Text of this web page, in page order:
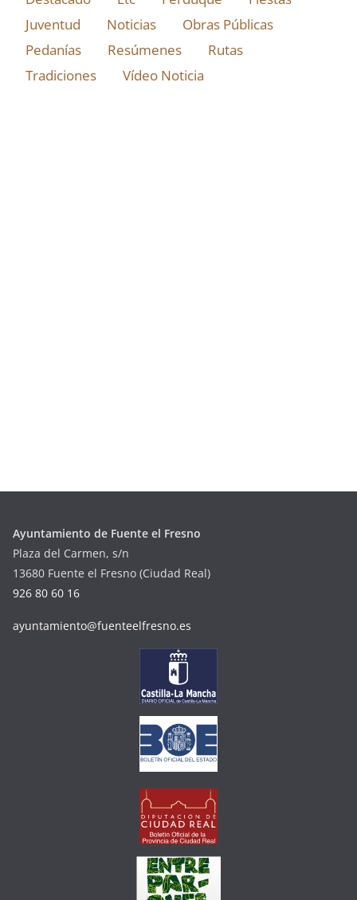
Juventud
Noticias
Obras Públicas
Pedanías
Resúmenes
Rutas
Tradiciones
Vídeo Noticia
Ayuntamiento de Fuente el Fresno
Plaza del Carmen, s/n
13680 Fuente el Fresno (Ciudad Real)
926 80 60 16
ayuntamiento@fuenteelfresno.es